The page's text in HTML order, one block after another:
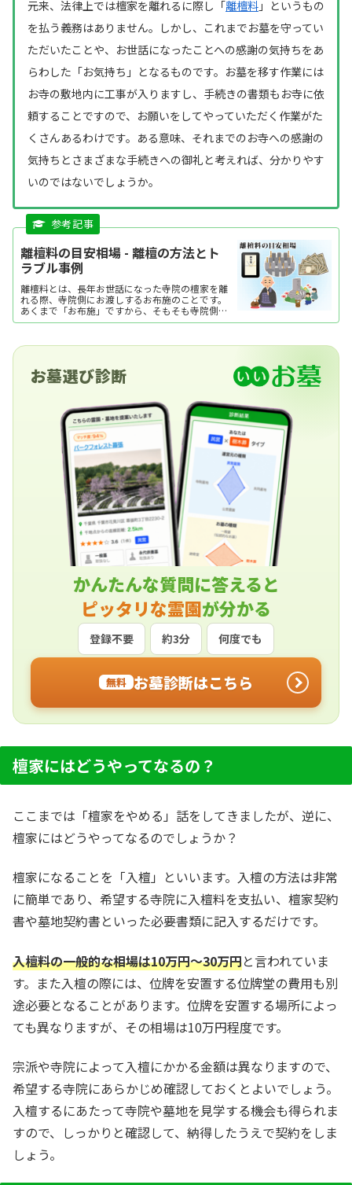
元来、法律上では檀家を離れるに際し「離檀料 」というもの
を払う義務はありません。しかし、これまでお墓を守ってい
ただいたことや、お世話になったことへの感謝の気持ちをあ
らわした「お気持ち」となるものです。お墓を移す作業には
お寺の敷地内に工事が入りますし、手続きの書類もお寺に依
頼することですので、お願いをしてやっていただく作業がた
くさんあるわけです。ある意味、それまでのお寺への感謝の
気持ちとさまざまな手続きへの御礼と考えれば、分かりやす
いのではないでしょうか。
離檀料の目安相場 - 離檀の方法とト
ラブル事例
離檀料とは、長年お世話になった寺院の檀家を離
れる際、寺院側にお渡しするお布施のことです。
あくまで「お布施」ですから、そもそも寺院側に
は離檀料の支払いにおいて具体的な請求をする権
な金額を寺院から要求され、関係がこじれてしま
る必要があります。 そこで今回は、離檀料の意義
から目安相場、離檀料を巡るトラブル事例につい
お墓選び診断
かんたんな質問に答えると
ピッタリな霊園が分かる
登録不要 約3分 何度でも
無料 お墓診断はこちら
檀家にはどうやってなるの？
ここまでは「檀家をやめる」話をしてきましたが、逆に、
檀家にはどうやってなるのでしょうか？
檀家になることを「入檀」といいます。入檀の方法は非常
に簡単であり、希望する寺院に入檀料を支払い、檀家契約
書や墓地契約書といった必要書類に記入するだけです。
入檀料の一般的な相場は10万円～30万円と言われていま
す。また入檀の際には、位牌を安置する位牌堂の費用も別
途必要となることがあります。位牌を安置する場所によっ
ても異なりますが、その相場は10万円程度です。
宗派や寺院によって入檀にかかる金額は異なりますので、
希望する寺院にあらかじめ確認しておくとよいでしょう。
入檀するにあたって寺院や墓地を見学する機会も得られま
すので、しっかりと確認して、納得したうえで契約をしま
しょう。